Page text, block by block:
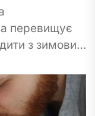
перевищує
з зимових